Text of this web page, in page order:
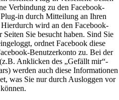
Verbindung zu den Facebook-
in durch Mitteilung an Ihren
wird an den Facebook-
Sie besucht haben. Sind Sie
ordnet Facebook diese
Benutzerkonto zu. Bei der
Anklicken des „Gefällt mir“-
werden auch diese Informationen
was Sie nur durch Ausloggen vor